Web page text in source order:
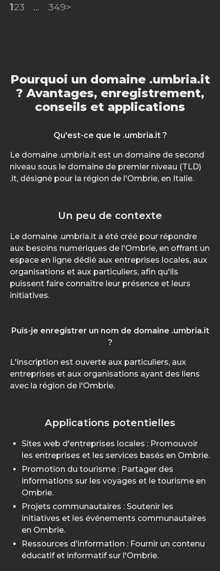
123 ... 349>
Pourquoi un domaine .umbria.it
? Avantages, enregistrement,
conseils et applications
Qu'est-ce que le .umbria.it ?
Le domaine .umbria.it est un domaine de second
niveau sous le domaine de premier niveau (TLD)
.it, désigné pour la région de l'Ombrie, en Italie.
Un peu de contexte
Le domaine .umbria.it a été créé pour répondre
aux besoins numériques de l'Ombrie, en offrant un
espace en ligne dédié aux entreprises locales, aux
organisations et aux particuliers, afin qu'ils
puissent faire connaître leur présence et leurs
initiatives.
Puis-je enregistrer un nom de domaine .umbria.it
?
L'inscription est ouverte aux particuliers, aux
entreprises et aux organisations ayant des liens
avec la région de l'Ombrie.
Applications potentielles
Sites web d'entreprises locales : Promouvoir
les entreprises et les services basés en Ombrie.
Promotion du tourisme : Partager des
informations sur les voyages et le tourisme en
Ombrie.
Projets communautaires : Soutenir les
initiatives et les événements communautaires
en Ombrie.
Ressources d'information : Fournir un contenu
éducatif et informatif sur l'Ombrie.